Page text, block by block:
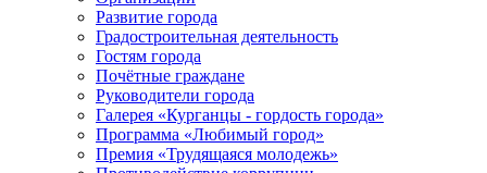
Развитие города
Градостроительная деятельность
Гостям города
Почётные граждане
Руководители города
Галерея «Курганцы - гордость города»
Программа «Любимый город»
Премия «Трудящаяся молодежь»